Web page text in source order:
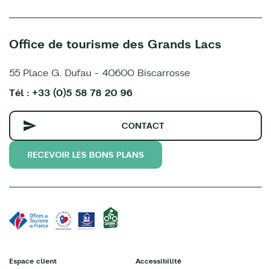
Office de tourisme des Grands Lacs
55 Place G. Dufau - 40600 Biscarrosse
Tél : +33 (0)5 58 78 20 96
CONTACT
RECEVOIR LES BONS PLANS
Espace client Accessibilité